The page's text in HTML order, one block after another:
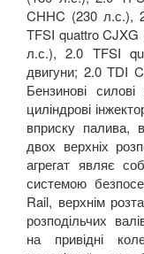
CHHC (230 л.с.),
TFSI quattro CJXG
л.с.), 2.0 TFSI
двигуни; 2.0 TDI
Бензинові
циліндрові
вприску палива,
двох верхніх
агрегат являє
системою
Rail, верхнім
розподільчих
на привідні